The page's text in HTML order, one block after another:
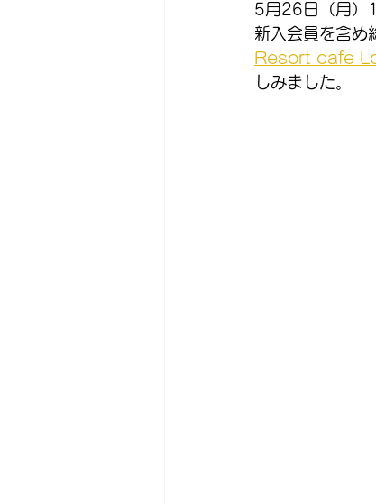
5月26日（月）
新入会員を含め
Resort cafe
しみました。